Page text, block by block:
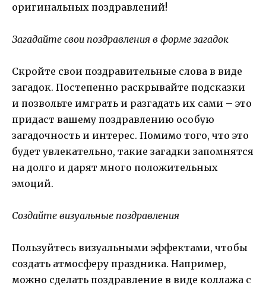
оригинальных поздравлений!
Загадайте свои поздравления в форме загадок
Скройте свои поздравительные слова в виде
загадок. Постепенно раскрывайте подсказки
и позвольте имграть и разгадать их сами – это
придаст вашему поздравлению особую
загадочность и интерес. Помимо того, что это
будет увлекательно, такие загадки запомнятся
на долго и дарят много положительных
эмоций.
Создайте визуальные поздравления
Пользуйтесь визуальными эффектами, чтобы
создать атмосферу праздника. Например,
можно сделать поздравление в виде коллажа с